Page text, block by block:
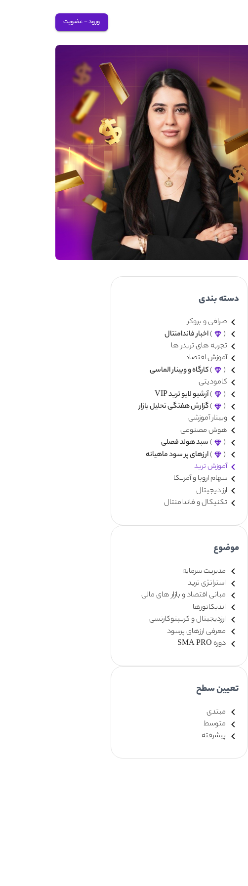
ورود - عضویت
دسته بندی
صرافی و بروکر
(
)اخبار فاندامنتال
تجربه های تریدر ها
آموزش اقتصاد
(
)کارگاه و وبینار الماسی
کامودیتی
(
)آرشیو لایو ترید VIP
(
)گزارش هفتگی تحلیل بازار
وبینار آموزشی
هوش مصنوعی
(
)سبد هولد فصلی
(
)ارزهای پر سود ماهیانه
آموزش ترید
سهام اروپا و آمریکا
ارز دیجیتال
تکنیکال و فاندامنتال
موضوع
مدیریت سرمایه
استراتژی ترید
مبانی اقتصاد و بازار های مالی
اندیکاتورها
ارزدیجیتال و کریپتوکارنسی
معرفی ارزهای پرسود
دوره SMA PRO
تعیین سطح
مبتدی
متوسط
پیشرفته